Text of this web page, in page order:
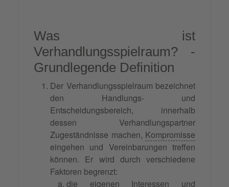
Was ist
Verhandlungsspielraum? -
Grundlegende Definition
Der Verhandlungsspielraum bezeichnet
den Handlungs- und
Entscheidungsbereich, innerhalb
dessen Verhandlungspartner
Zugeständnisse machen, Kompromisse
eingehen und Vereinbarungen treffen
können. Er wird durch verschiedene
Faktoren begrenzt:
die eigenen Interessen und